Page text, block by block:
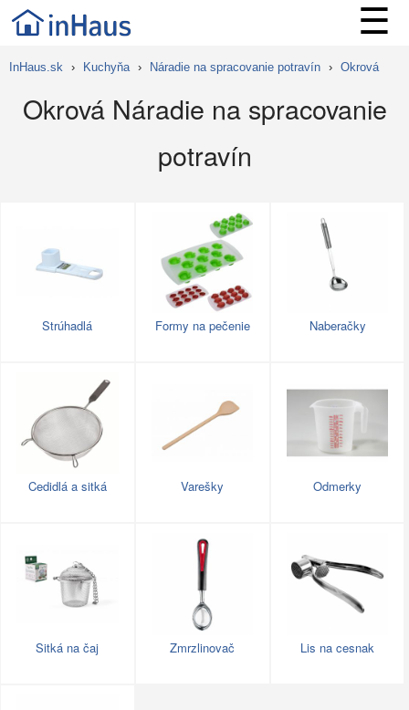
☰
InHaus.sk › Kuchyňa › Náradie na spracovanie potravín › Okrová
Okrová Náradie na spracovanie
potravín
Strúhadlá Formy na pečenie Naberačky
Cedidlá a sitká Varešky Odmerky
Sitká na čaj Zmrzlinovač Lis na cesnak